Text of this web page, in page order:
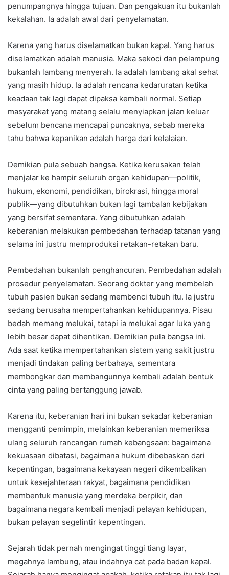
penumpangnya hingga tujuan. Dan pengakuan itu bukanlah
kekalahan. Ia adalah awal dari penyelamatan.
Karena yang harus diselamatkan bukan kapal. Yang harus
diselamatkan adalah manusia. Maka sekoci dan pelampung
bukanlah lambang menyerah. Ia adalah lambang akal sehat
yang masih hidup. Ia adalah rencana kedaruratan ketika
keadaan tak lagi dapat dipaksa kembali normal. Setiap
masyarakat yang matang selalu menyiapkan jalan keluar
sebelum bencana mencapai puncaknya, sebab mereka
tahu bahwa kepanikan adalah harga dari kelalaian.
Demikian pula sebuah bangsa. Ketika kerusakan telah
menjalar ke hampir seluruh organ kehidupan—politik,
hukum, ekonomi, pendidikan, birokrasi, hingga moral
publik—yang dibutuhkan bukan lagi tambalan kebijakan
yang bersifat sementara. Yang dibutuhkan adalah
keberanian melakukan pembedahan terhadap tatanan yang
selama ini justru memproduksi retakan-retakan baru.
Pembedahan bukanlah penghancuran. Pembedahan adalah
prosedur penyelamatan. Seorang dokter yang membelah
tubuh pasien bukan sedang membenci tubuh itu. Ia justru
sedang berusaha mempertahankan kehidupannya. Pisau
bedah memang melukai, tetapi ia melukai agar luka yang
lebih besar dapat dihentikan. Demikian pula bangsa ini.
Ada saat ketika mempertahankan sistem yang sakit justru
menjadi tindakan paling berbahaya, sementara
membongkar dan membangunnya kembali adalah bentuk
cinta yang paling bertanggung jawab.
Karena itu, keberanian hari ini bukan sekadar keberanian
mengganti pemimpin, melainkan keberanian memeriksa
ulang seluruh rancangan rumah kebangsaan: bagaimana
kekuasaan dibatasi, bagaimana hukum dibebaskan dari
kepentingan, bagaimana kekayaan negeri dikembalikan
untuk kesejahteraan rakyat, bagaimana pendidikan
membentuk manusia yang merdeka berpikir, dan
bagaimana negara kembali menjadi pelayan kehidupan,
bukan pelayan segelintir kepentingan.
Sejarah tidak pernah mengingat tinggi tiang layar,
megahnya lambung, atau indahnya cat pada badan kapal.